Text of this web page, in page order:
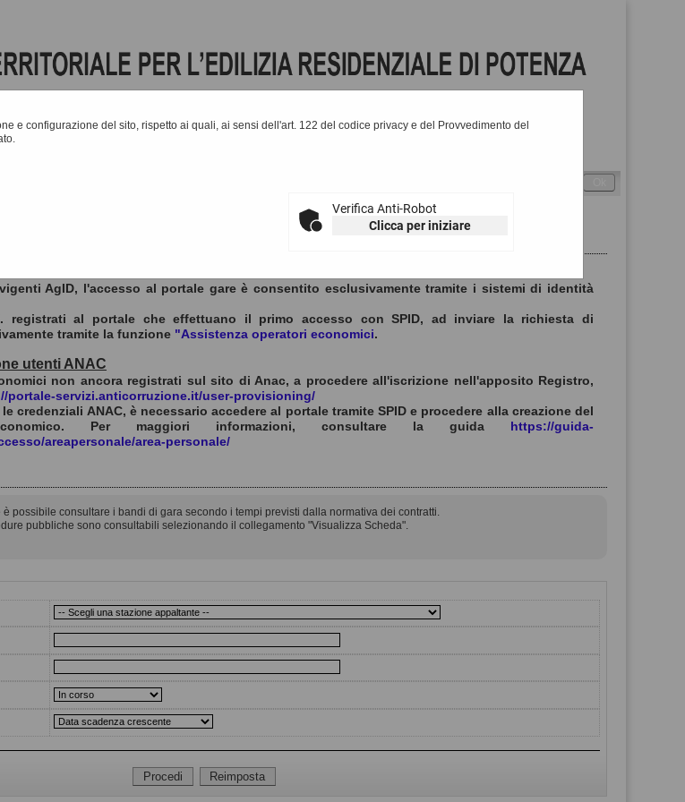
e configurazione del sito, rispetto ai quali, ai sensi dell'art. 122 del codice privacy e del Provvedimento del
Verifica Anti-Robot
Clicca per iniziare
AgID, l'accesso al portale gare è consentito esclusivamente tramite i sistemi di identità
registrati al portale che effettuano il primo accesso con SPID, ad inviare la richiesta di
tramite la funzione "Assistenza operatori economici.
utenti ANAC
non ancora registrati sul sito di Anac, a procedere all'iscrizione nell'apposito Registro,
portale-servizi.anticorruzione.it/user-provisioning/
credenziali ANAC, è necessario accedere al portale tramite SPID e procedere alla creazione del
Per maggiori informazioni, consultare la guida https://guida-
areapersonale/area-personale/
possibile consultare i bandi di gara secondo i tempi previsti dalla normativa dei contratti.
pubbliche sono consultabili selezionando il collegamento "Visualizza Scheda".